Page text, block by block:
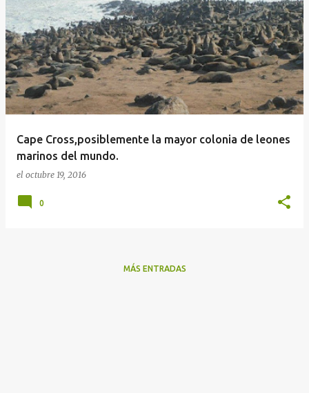
E
n
t
r
a
d
Cape Cross,posiblemente la mayor colonia de leones
marinos del mundo.
el octubre 19, 2016
0
MÁS ENTRADAS